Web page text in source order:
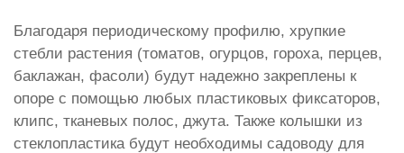
Благодаря периодическому профилю, хрупкие
стебли растения (томатов, огурцов, гороха, перцев,
баклажан, фасоли) будут надежно закреплены к
опоре с помощью любых пластиковых фиксаторов,
клипс, тканевых полос, джута. Также колышки из
стеклопластика будут необходимы садоводу для